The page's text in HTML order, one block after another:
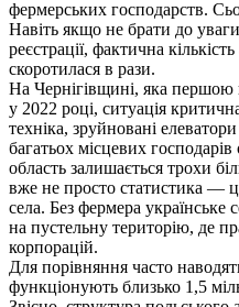
фермерських господарств.
Навіть якщо не брати до
реєстрації, фактична
скоротилася в рази.
На Чернігівщині, яка першою
у 2022 році, ситуація
техніка, зруйновані
багатьох місцевих
область залишається трохи
вже не просто статистика —
села. Без фермера
на пустельну територію, де
корпорацій.
Для порівняння часто
функціонують близько 1,5